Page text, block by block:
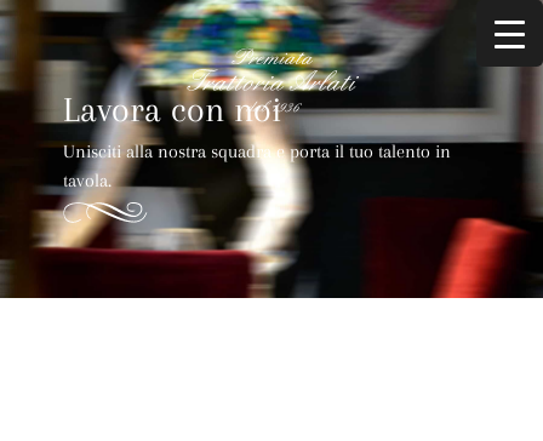
Lavora con noi
Unisciti alla nostra squadra e porta il tuo talento in
tavola.